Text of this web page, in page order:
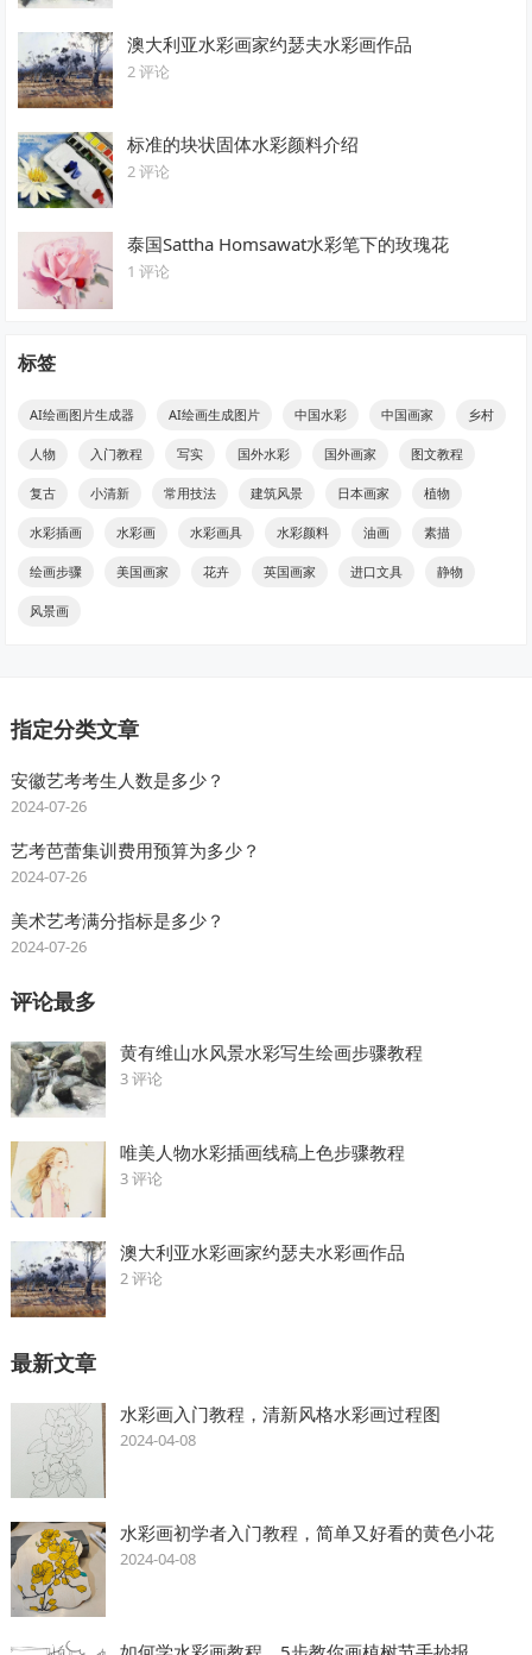
澳大利亚水彩画家约瑟夫水彩画作品
2 评论
标准的块状固体水彩颜料介绍
2 评论
泰国Sattha Homsawat水彩笔下的玫瑰花
1 评论
标签
AI绘画图片生成器 AI绘画生成图片 中国水彩 中国画家 乡村
人物 入门教程 写实 国外水彩 国外画家 图文教程
复古 小清新 常用技法 建筑风景 日本画家 植物
水彩插画 水彩画 水彩画具 水彩颜料 油画 素描
绘画步骤 美国画家 花卉 英国画家 进口文具 静物
风景画
指定分类文章
安徽艺考考生人数是多少？
2024-07-26
艺考芭蕾集训费用预算为多少？
2024-07-26
美术艺考满分指标是多少？
2024-07-26
评论最多
黄有维山水风景水彩写生绘画步骤教程
3 评论
唯美人物水彩插画线稿上色步骤教程
3 评论
澳大利亚水彩画家约瑟夫水彩画作品
2 评论
最新文章
水彩画入门教程，清新风格水彩画过程图
2024-04-08
水彩画初学者入门教程，简单又好看的黄色小花
2024-04-08